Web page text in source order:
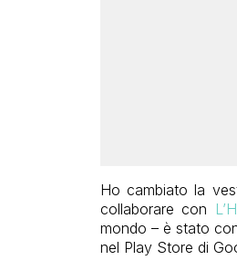
Ho cambiato la
collaborare con
mondo – è stato
nel Play Store di